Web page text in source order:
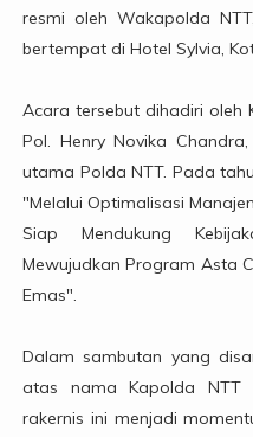
resmi oleh Wakapolda
bertempat di Hotel Sylvia,
Acara tersebut dihadiri oleh
Pol. Henry Novika
utama Polda NTT. Pada
"Melalui Optimalisasi
Siap Mendukung
Mewujudkan Program Asta
Emas".
Dalam sambutan yang
atas nama Kapolda NTT
rakernis ini menjadi